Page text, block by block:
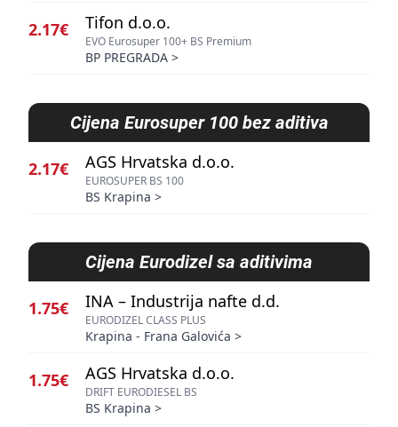
2.17€ Tifon d.o.o.
EVO Eurosuper 100+ BS Premium
BP PREGRADA >
Cijena Eurosuper 100 bez aditiva
2.17€ AGS Hrvatska d.o.o.
EUROSUPER BS 100
BS Krapina >
Cijena Eurodizel sa aditivima
1.75€ INA – Industrija nafte d.d.
EURODIZEL CLASS PLUS
Krapina - Frana Galovića >
1.75€ AGS Hrvatska d.o.o.
DRIFT EURODIESEL BS
BS Krapina >